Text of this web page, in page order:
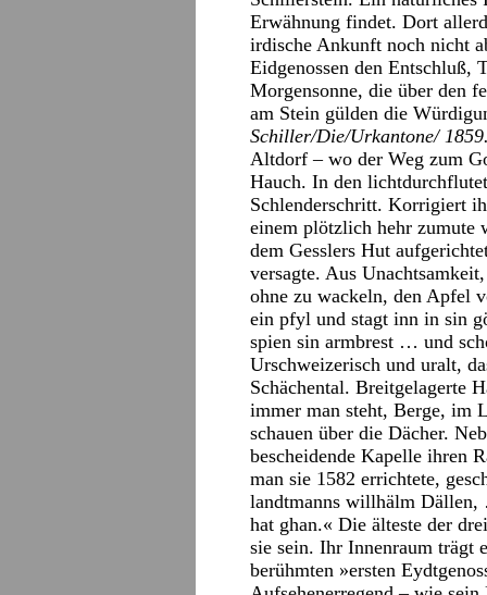
Erwähnung findet. Dort
irdische Ankunft noch nicht
Eidgenossen den Entschluß,
Morgensonne, die über den
am Stein gülden die
Schiller/Die/Urkantone/
Altdorf – wo der Weg zum
Hauch. In den
Schlenderschritt. Korrigiert
einem plötzlich hehr
dem Gesslers Hut
versagte. Aus
ohne zu wackeln, den Apfel
ein pfyl und stagt inn in sin
spien sin armbrest … und
Urschweizerisch und uralt,
Schächental. Breitgelagerte
immer man steht, Berge, im
schauen über die Dächer.
bescheidende Kapelle ihren
man sie 1582 errichtete,
landtmanns willhälm
hat ghan.« Die älteste der
sie sein. Ihr Innenraum trägt
berühmten »ersten